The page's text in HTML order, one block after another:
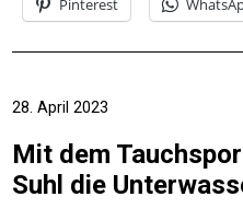
Pinterest
28. April 2023
Mit dem
Suhl die